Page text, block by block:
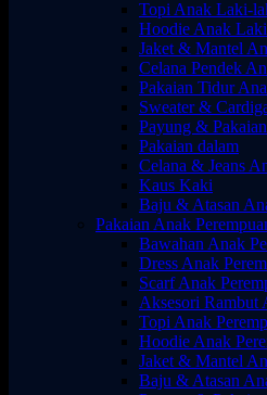
Topi Anak Laki-
Hoodie Anak
Jaket & Mantel
Celana Pendek
Pakaian Tidur
Sweater &
Payung &
Pakaian dalam
Celana & Jeans
Kaus Kaki
Baju & Atasan
Pakaian Anak
Bawahan Anak
Dress Anak
Scarf Anak
Aksesori Rambut
Topi Anak
Hoodie Anak
Jaket & Mantel
Baju & Atasan